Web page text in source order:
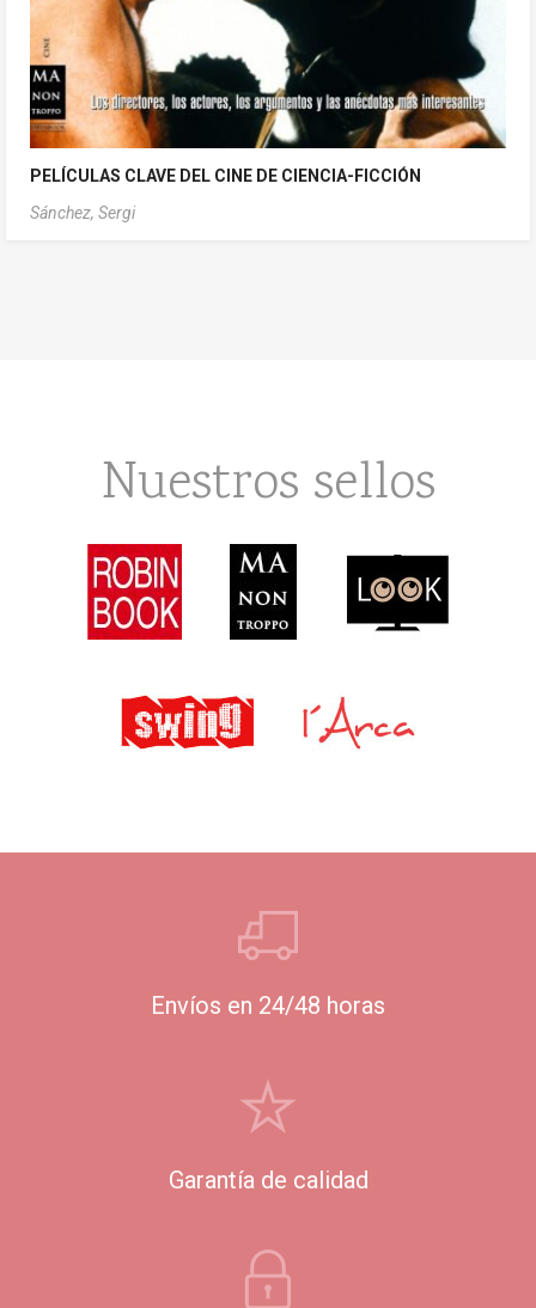
PELÍCULAS CLAVE DEL CINE DE CIENCIA-FICCIÓN
Sánchez, Sergi
Nuestros sellos
Envíos en 24/48 horas
Garantía de calidad